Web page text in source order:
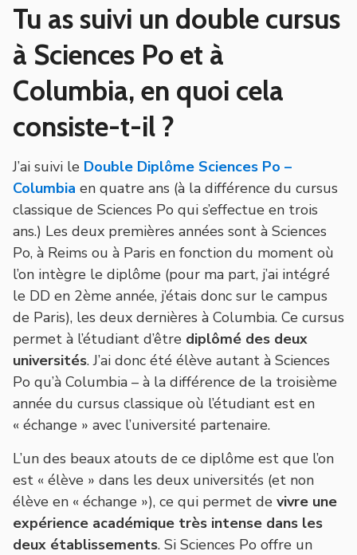
Tu as suivi un double cursus
à Sciences Po et à
Columbia, en quoi cela
consiste-t-il ?
J’ai suivi le Double Diplôme Sciences Po –
Columbia en quatre ans (à la différence du cursus
classique de Sciences Po qui s’effectue en trois
ans.) Les deux premières années sont à Sciences
Po, à Reims ou à Paris en fonction du moment où
l’on intègre le diplôme (pour ma part, j’ai intégré
le DD en 2ème année, j’étais donc sur le campus
de Paris), les deux dernières à Columbia. Ce cursus
permet à l’étudiant d’être diplômé des deux
universités. J’ai donc été élève autant à Sciences
Po qu’à Columbia – à la différence de la troisième
année du cursus classique où l’étudiant est en
« échange » avec l’université partenaire.
L’un des beaux atouts de ce diplôme est que l’on
est « élève » dans les deux universités (et non
élève en « échange »), ce qui permet de vivre une
expérience académique très intense dans les
deux établissements. Si Sciences Po offre un